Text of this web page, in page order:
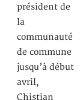
président de
la
communauté
de commune
jusqu’à début
avril,
Chistian